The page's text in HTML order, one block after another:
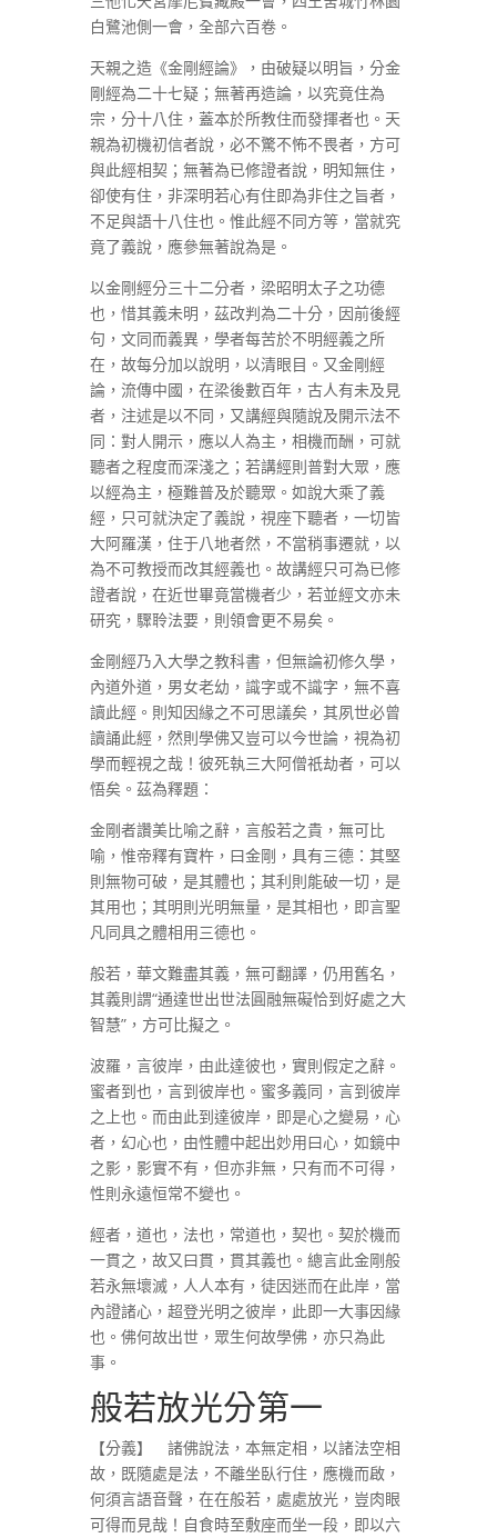
白鷺池側一會，全部六百卷。
天親之造《金剛經論》，由破疑以明旨，分金
剛經為二十七疑；無著再造論，以究竟住為
宗，分十八住，蓋本於所教住而發揮者也。天
親為初機初信者說，必不驚不怖不畏者，方可
與此經相契；無著為已修證者說，明知無住，
卻使有住，非深明若心有住即為非住之旨者，
不足與語十八住也。惟此經不同方等，當就究
竟了義說，應參無著說為是。
以金剛經分三十二分者，梁昭明太子之功德
也，惜其義未明，茲改判為二十分，因前後經
句，文同而義異，學者每苦於不明經義之所
在，故每分加以說明，以清眼目。又金剛經
論，流傳中國，在梁後數百年，古人有未及見
者，注述是以不同，又講經與隨說及開示法不
同：對人開示，應以人為主，相機而酬，可就
聽者之程度而深淺之；若講經則普對大眾，應
以經為主，極難普及於聽眾。如說大乘了義
經，只可就決定了義說，視座下聽者，一切皆
大阿羅漢，住于八地者然，不當稍事遷就，以
為不可教授而改其經義也。故講經只可為已修
證者說，在近世畢竟當機者少，若並經文亦未
研究，驟聆法要，則領會更不易矣。
金剛經乃入大學之教科書，但無論初修久學，
內道外道，男女老幼，識字或不識字，無不喜
讀此經。則知因緣之不可思議矣，其夙世必曾
讀誦此經，然則學佛又豈可以今世論，視為初
學而輕視之哉！彼死執三大阿僧祇劫者，可以
悟矣。茲為釋題：
金剛者讚美比喻之辭，言般若之貴，無可比
喻，惟帝釋有寶杵，曰金剛，具有三德：其堅
則無物可破，是其體也；其利則能破一切，是
其用也；其明則光明無量，是其相也，即言聖
凡同具之體相用三德也。
般若，華文難盡其義，無可翻譯，仍用舊名，
其義則謂“通達世出世法圓融無礙恰到好處之大
智慧”，方可比擬之。
波羅，言彼岸，由此達彼也，實則假定之辭。
蜜者到也，言到彼岸也。蜜多義同，言到彼岸
之上也。而由此到達彼岸，即是心之變易，心
者，幻心也，由性體中起出妙用曰心，如鏡中
之影，影實不有，但亦非無，只有而不可得，
性則永遠恒常不變也。
經者，道也，法也，常道也，契也。契於機而
一貫之，故又曰貫，貫其義也。總言此金剛般
若永無壞滅，人人本有，徒因迷而在此岸，當
內證諸心，超登光明之彼岸，此即一大事因緣
也。佛何故出世，眾生何故學佛，亦只為此
事。
般若放光分第一
【分義】 諸佛說法，本無定相，以諸法空相
故，既隨處是法，不離坐臥行住，應機而啟，
何須言語音聲，在在般若，處處放光，豈肉眼
可得而見哉！自食時至敷座而坐一段，即以六